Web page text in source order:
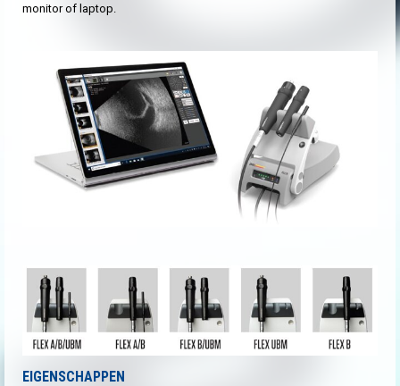
monitor of laptop.
EIGENSCHAPPEN